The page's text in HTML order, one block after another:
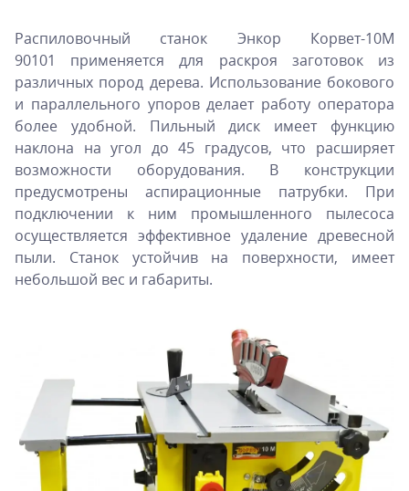
Распиловочный станок Энкор Корвет-10М
90101 применяется для раскроя заготовок из
различных пород дерева. Использование бокового
и параллельного упоров делает работу оператора
более удобной. Пильный диск имеет функцию
наклона на угол до 45 градусов, что расширяет
возможности оборудования. В конструкции
предусмотрены аспирационные патрубки. При
подключении к ним промышленного пылесоса
осуществляется эффективное удаление древесной
пыли. Станок устойчив на поверхности, имеет
небольшой вес и габариты.